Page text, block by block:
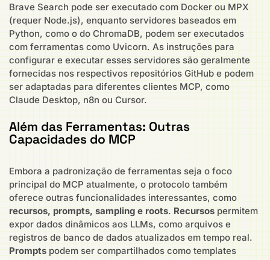
Brave Search pode ser executado com Docker ou MPX
(requer Node.js), enquanto servidores baseados em
Python, como o do ChromaDB, podem ser executados
com ferramentas como Uvicorn. As instruções para
configurar e executar esses servidores são geralmente
fornecidas nos respectivos repositórios GitHub e podem
ser adaptadas para diferentes clientes MCP, como
Claude Desktop, n8n ou Cursor.
Além das Ferramentas: Outras
Capacidades do MCP
Embora a padronização de ferramentas seja o foco
principal do MCP atualmente, o protocolo também
oferece outras funcionalidades interessantes, como
recursos, prompts, sampling e roots. Recursos permitem
expor dados dinâmicos aos LLMs, como arquivos e
registros de banco de dados atualizados em tempo real.
Prompts podem ser compartilhados como templates